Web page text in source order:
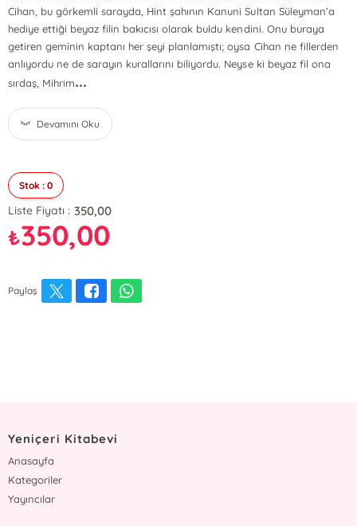
Cihan, bu görkemli sarayda, Hint şahının Kanuni Sultan Süleyman’a
hediye ettiği beyaz filin bakıcısı olarak buldu kendini. Onu buraya
getiren geminin kaptanı her şeyi planlamıştı; oysa Cihan ne fillerden
anlıyordu ne de sarayın kurallarını biliyordu. Neyse ki beyaz fil ona
sırdaş, Mihrim...
Devamını Oku
Stok : 0
Liste Fiyatı : 350,00
₺350,00
Paylaş
Yeniçeri Kitabevi
Anasayfa
Kategoriler
Yayıncılar